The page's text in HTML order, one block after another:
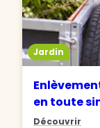
Jardin
en toute
Découvrir